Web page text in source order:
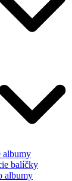
albumy
balíčky
albumy